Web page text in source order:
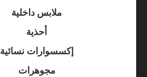
ملابس داخلية
أحذية
إكسسوارات نسائية
مجوهرات